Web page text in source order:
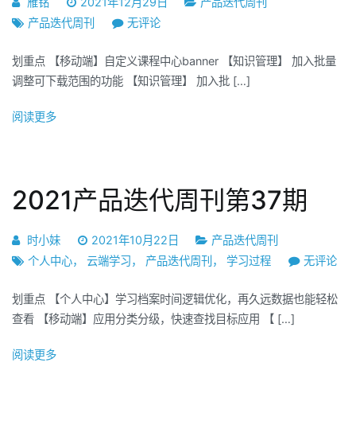
产品迭代周刊
2021
品
迭
期
无评论
划重点 【移动端】自定义课程中心banner 【知识管理】 加入批量
调整可下载范围的功能 【知识管理】 加入批 […]
阅读更多
2021产品迭代周刊第37期
时小妹 2021年10月22日
产品迭代周刊
个人中心， 云端学习， 产品迭代周刊 ， 学习过程
2021
品
无评论
划重点 【个人中心】学习档案时间逻辑优化，再久远数据也能轻松
查看 【移动端】应用分类分级，快速查找目标应用 【 […]
阅读更多